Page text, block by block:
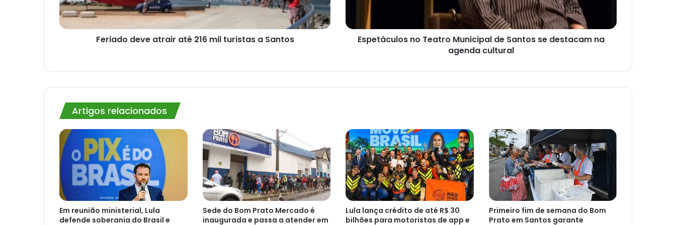
Feriado deve atrair até 216 mil turistas a Santos
agenda
cultural
Espetáculos no Teatro Municipal de Santos se destacam na
agenda cultural
Artigos relacionados
Em reunião ministerial, Lula
defende soberania do Brasil e
Sede do Bom Prato Mercado é
inaugurada e passa a atender em
Lula lança crédito de até R$ 30
bilhões para motoristas de app e
Primeiro fim de semana do Bom
Prato em Santos garante